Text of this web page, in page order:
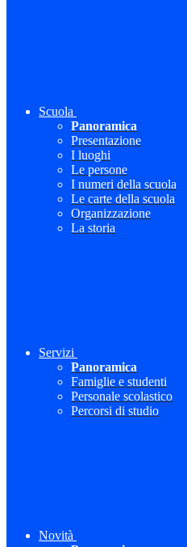
Scuola
Panoramica
Presentazione
I luoghi
Le persone
I numeri della scuola
Le carte della scuola
Organizzazione
La storia
Servizi
Panoramica
Famiglie e studenti
Personale scolastico
Percorsi di studio
Novità